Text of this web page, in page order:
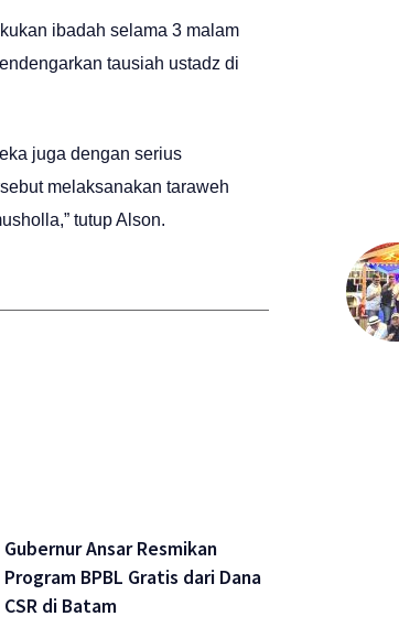
ibadah selama 3 malam
tausiah ustadz di
juga dengan serius
melaksanakan taraweh
tutup Alson.
Gubernur Ansar Resmikan
Program BPBL Gratis dari Dana
CSR di Batam